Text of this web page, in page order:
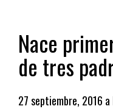
Nace
de tres
27 septiembre, 2016 a